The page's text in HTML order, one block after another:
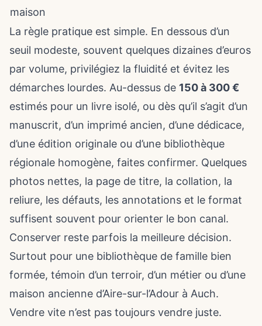
maison
La règle pratique est simple. En dessous d’un
seuil modeste, souvent quelques dizaines d’euros
par volume, privilégiez la fluidité et évitez les
démarches lourdes. Au-dessus de 150 à 300 €
estimés pour un livre isolé, ou dès qu’il s’agit d’un
manuscrit, d’un imprimé ancien, d’une dédicace,
d’une édition originale ou d’une bibliothèque
régionale homogène, faites confirmer. Quelques
photos nettes, la page de titre, la collation, la
reliure, les défauts, les annotations et le format
suffisent souvent pour orienter le bon canal.
Conserver reste parfois la meilleure décision.
Surtout pour une bibliothèque de famille bien
formée, témoin d’un terroir, d’un métier ou d’une
maison ancienne d’Aire-sur-l’Adour à Auch.
Vendre vite n’est pas toujours vendre juste.